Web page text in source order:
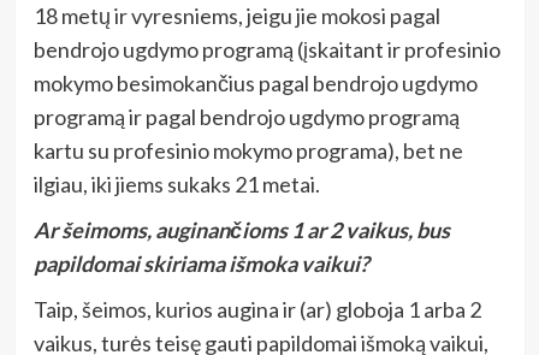
18 metų ir vyresniems, jeigu jie mokosi pagal
bendrojo ugdymo programą (įskaitant ir profesinio
mokymo besimokančius pagal bendrojo ugdymo
programą ir pagal bendrojo ugdymo programą
kartu su profesinio mokymo programa), bet ne
ilgiau, iki jiems sukaks 21 metai.
Ar šeimoms, auginančioms 1 ar 2 vaikus, bus
papildomai skiriama išmoka vaikui?
Taip, šeimos, kurios augina ir (ar) globoja 1 arba 2
vaikus, turės teisę gauti papildomai išmoką vaikui,